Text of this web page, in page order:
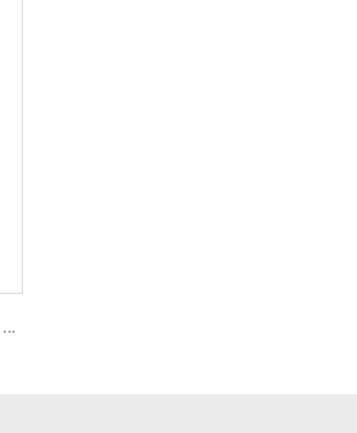
Manuwal na Pagbabalot ng Aluminum Alloy na Elektrikong Wheelchair